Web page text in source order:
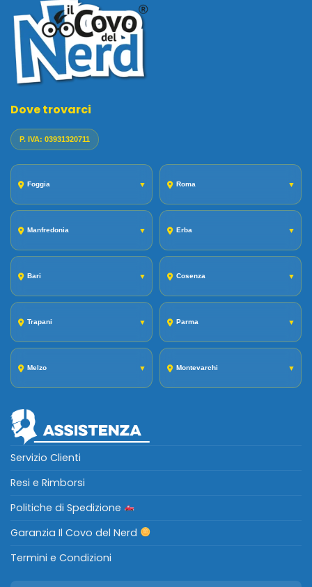
Dove trovarci
P. IVA: 03931320711
Foggia ▼ Roma ▼
Manfredonia ▼ Erba ▼
Bari ▼ Cosenza ▼
Trapani ▼ Parma ▼
Melzo ▼ Montevarchi ▼
Servizio Clienti
Resi e Rimborsi
Politiche di Spedizione
Garanzia Il Covo del Nerd
Termini e Condizioni